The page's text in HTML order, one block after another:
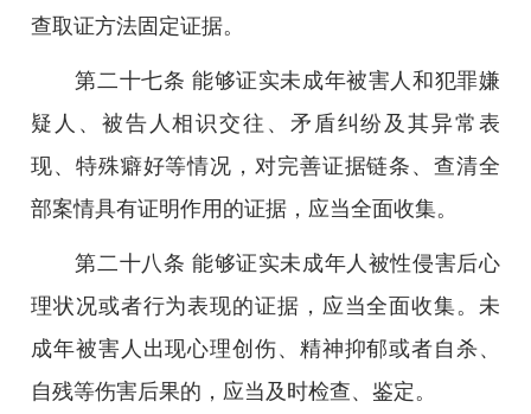
查取证方法固定证据。
第二十七条 能够证实未成年被害人和犯罪嫌
疑人、被告人相识交往、矛盾纠纷及其异常表
现、特殊癖好等情况，对完善证据链条、查清全
部案情具有证明作用的证据，应当全面收集。
第二十八条 能够证实未成年人被性侵害后心
理状况或者行为表现的证据，应当全面收集。未
成年被害人出现心理创伤、精神抑郁或者自杀、
自残等伤害后果的，应当及时检查、鉴定。